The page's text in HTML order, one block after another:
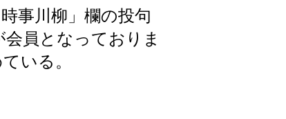
事川柳」欄の投句
員となっておりま
いる。